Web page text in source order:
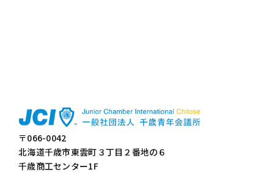
〒066-0042
北海道千歳市東雲町３丁目２番地の６
千歳商工センター1F